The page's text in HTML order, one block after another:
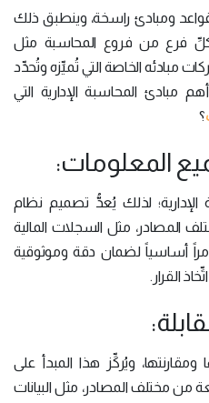
ومبادئ راسخة، وينطبق ذلك
فلكلِّ فرع من فروع المحاسبة مثل
مبادئه الخاصة التي تُميِّزه وتُحدِّد
مبادئ المحاسبة الإدارية التي
؟
لذلك يُعدُّ تصميم نظام
المصادر، مثل السجلات المالية
أمراً أساسياً لضمان دقة وموثوقية
القرار.
ويُركِّز هذا المبدأ على
من مختلف المصادر، مثل البيانات